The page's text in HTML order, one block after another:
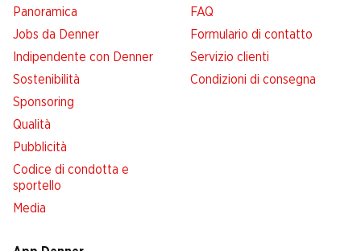
Panoramica
Jobs da Denner
Indipendente con Denner
Sostenibilità
Sponsoring
Qualità
Pubblicità
Codice di condotta e
sportello
Media
FAQ
Formulario di contatto
Servizio clienti
Condizioni di consegna